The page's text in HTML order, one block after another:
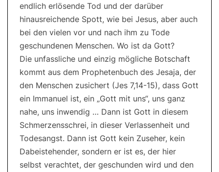
endlich erlösende Tod und der darüber
hinausreichende Spott, wie bei Jesus, aber auch
bei den vielen vor und nach ihm zu Tode
geschundenen Menschen. Wo ist da Gott?
Die unfassliche und einzig mögliche Botschaft
kommt aus dem Prophetenbuch des Jesaja, der
den Menschen zusichert (Jes 7,14-15), dass Gott
ein Immanuel ist, ein „Gott mit uns“, uns ganz
nahe, uns inwendig … Dann ist Gott in diesem
Schmerzensschrei, in dieser Verlassenheit und
Todesangst. Dann ist Gott kein Zuseher, kein
Dabeistehender, sondern er ist es, der hier
selbst verachtet, der geschunden wird und den